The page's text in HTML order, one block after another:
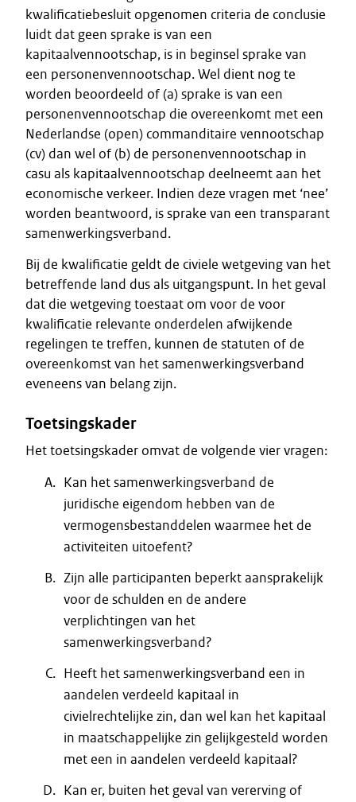
kwalificatiebesluit opgenomen criteria de conclusie
luidt dat geen sprake is van een
kapitaalvennootschap, is in beginsel sprake van
een personenvennootschap. Wel dient nog te
worden beoordeeld of (a) sprake is van een
personenvennootschap die overeenkomt met een
Nederlandse (open) commanditaire vennootschap
(cv) dan wel of (b) de personenvennootschap in
casu als kapitaalvennootschap deelneemt aan het
economische verkeer. Indien deze vragen met ‘nee’
worden beantwoord, is sprake van een transparant
samenwerkingsverband.
Bij de kwalificatie geldt de civiele wetgeving van het
betreffende land dus als uitgangspunt. In het geval
dat die wetgeving toestaat om voor de voor
kwalificatie relevante onderdelen afwijkende
regelingen te treffen, kunnen de statuten of de
overeenkomst van het samenwerkingsverband
eveneens van belang zijn.
Toetsingskader
Het toetsingskader omvat de volgende vier vragen:
Kan het samenwerkingsverband de
juridische eigendom hebben van de
vermogensbestanddelen waarmee het de
activiteiten uitoefent?
Zijn alle participanten beperkt aansprakelijk
voor de schulden en de andere
verplichtingen van het
samenwerkingsverband?
Heeft het samenwerkingsverband een in
aandelen verdeeld kapitaal in
civielrechtelijke zin, dan wel kan het kapitaal
in maatschappelijke zin gelijkgesteld worden
met een in aandelen verdeeld kapitaal?
Kan er, buiten het geval van vererving of